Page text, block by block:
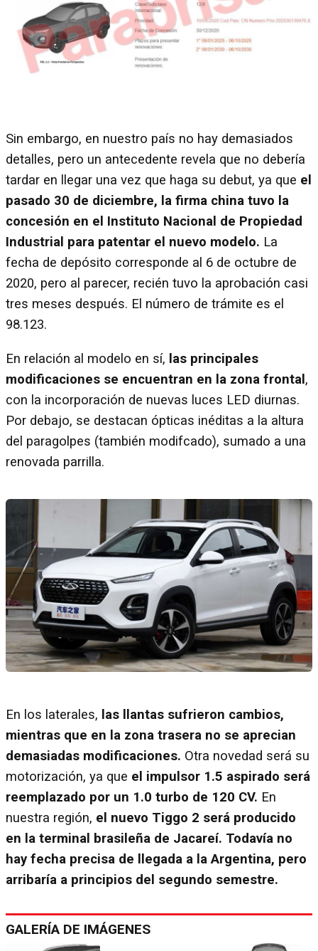
Sin embargo, en nuestro país no hay demasiados
detalles, pero un antecedente revela que no debería
tardar en llegar una vez que haga su debut, ya que el
pasado 30 de diciembre, la firma china tuvo la
concesión en el Instituto Nacional de Propiedad
Industrial para patentar el nuevo modelo. La
fecha de depósito corresponde al 6 de octubre de
2020, pero al parecer, recién tuvo la aprobación casi
tres meses después. El número de trámite es el
98.123.
En relación al modelo en sí, las principales
modificaciones se encuentran en la zona frontal,
con la incorporación de nuevas luces LED diurnas.
Por debajo, se destacan ópticas inéditas a la altura
del paragolpes (también modifcado), sumado a una
renovada parrilla.
En los laterales, las llantas sufrieron cambios,
mientras que en la zona trasera no se aprecian
demasiadas modificaciones. Otra novedad será su
motorización, ya que el impulsor 1.5 aspirado será
reemplazado por un 1.0 turbo de 120 CV. En
nuestra región, el nuevo Tiggo 2 será producido
en la terminal brasileña de Jacareí. Todavía no
hay fecha precisa de llegada a la Argentina, pero
arribaría a principios del segundo semestre.
GALERÍA DE IMÁGENES